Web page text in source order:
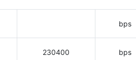
bps
230400 bps